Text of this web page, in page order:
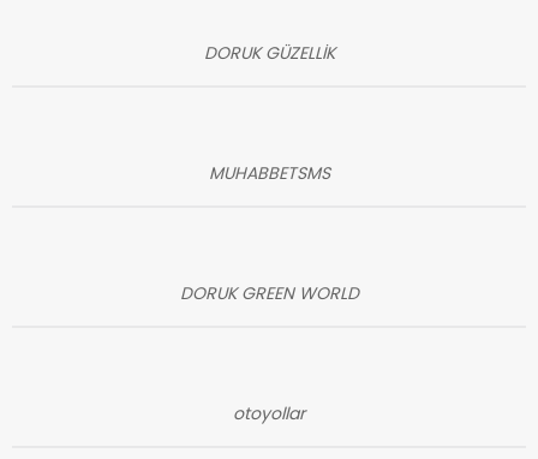
DORUK GÜZELLİK
MUHABBETSMS
DORUK GREEN WORLD
otoyollar